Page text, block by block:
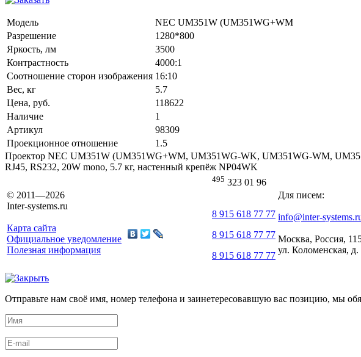
Модель
NEC UM351W (UM351WG+WM
Разрешение
1280*800
Яркость, лм
3500
Контрастность
4000:1
Соотношение сторон изображения 16:10
Вес, кг
5.7
Цена, руб.
118622
Наличие
1
Артикул
98309
Проекционное отношение
1.5
Проектор NEC UM351W (UM351WG+WM, UM351WG-WK, UM351WG-WM,
RJ45, RS232, 20W mono, 5.7 кг, настенный крепёж NP04WK
© 2011—2026
Inter-systems.ru
Карта сайта
Официальное уведомление
Полезная информация
495 323 01 96
8 915 618 77 77
8 915 618 77 77
8 915 618 77 77
Для писем:
info@inter-
Москва, Россия,
ул. Коломенская, д.
Отправьте нам своё имя, номер телефона и заинетересовавшую вас позицию, мы